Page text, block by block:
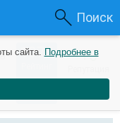
Поиск
1076 +5
сайта. Подробнее в